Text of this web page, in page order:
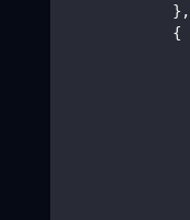
            },
            {